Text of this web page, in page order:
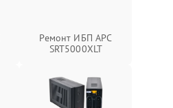
Ремонт ИБП APC
SRT5000XLT